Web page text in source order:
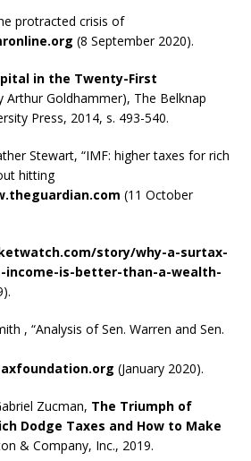
protracted crisis of
(8 September 2020).
in the Twenty-First
Arthur Goldhammer), The Belknap
Press, 2014, s. 493-540.
Stewart, “IMF: higher taxes for rich
hitting
(11 October
story/why-a-surtax-
income-is-better-than-a-wealth-
, “Analysis of Sen. Warren and Sen.
(January 2020).
Zucman, The Triumph of
Dodge Taxes and How to Make
& Company, Inc., 2019.